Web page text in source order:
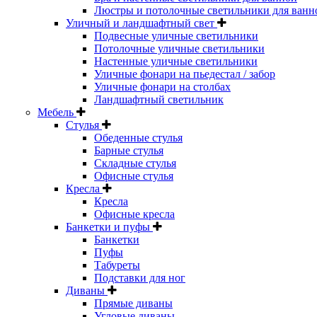
Люстры и потолочные светильники для
Уличный и ландшафтный свет
Подвесные уличные светильники
Потолочные уличные светильники
Настенные уличные светильники
Уличные фонари на пьедестал / забор
Уличные фонари на столбах
Ландшафтный светильник
Мебель
Стулья
Обеденные стулья
Барные стулья
Складные стулья
Офисные стулья
Кресла
Кресла
Офисные кресла
Банкетки и пуфы
Банкетки
Пуфы
Табуреты
Подставки для ног
Диваны
Прямые диваны